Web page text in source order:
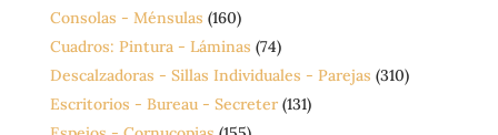
Consolas - Ménsulas (160)
Cuadros: Pintura - Láminas (74)
Descalzadoras - Sillas Individuales - Parejas (310)
Escritorios - Bureau - Secreter (131)